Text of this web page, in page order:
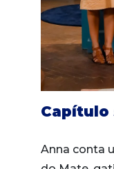
Capítulo
Anna conta